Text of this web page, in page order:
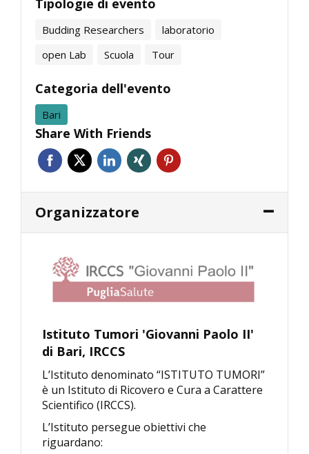
Tipologie di evento
Budding Researchers
laboratorio
open Lab
Scuola Tour
Categoria dell'evento
Bari
Share With Friends
Organizzatore
Istituto Tumori 'Giovanni Paolo II'
di Bari, IRCCS
L’Istituto denominato “ISTITUTO TUMORI”
è un Istituto di Ricovero e Cura a Carattere
Scientifico (IRCCS).
L’Istituto persegue obiettivi che
riguardano: